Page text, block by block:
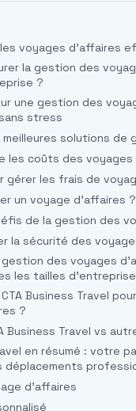
voyages d'affaires
la gestion des
?
une gestion des
stress
solutions de
les coûts des
gérer les frais de
un voyage d'affaires ?
de la gestion des
la sécurité des
des voyages
les tailles d'entreprise
Business Travel
?
Business Travel vs
en résumé : votre
déplacements
d'affaires